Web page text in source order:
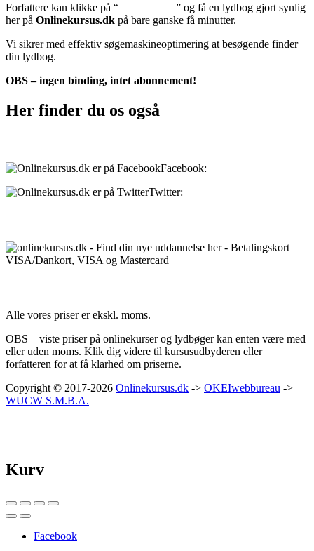
Forfattere kan klikke på “
” og få en lydbog gjort synlig
her på Onlinekursus.dk på bare ganske få minutter.
Vi sikrer med effektiv søgemaskineoptimering at besøgende finder
din lydbog.
OBS – ingen binding, intet abonnement!
Her finder du os også
Facebook:
Twitter:
Alle vores priser er ekskl. moms.
OBS – viste priser på onlinekurser og lydbøger kan enten være med
eller uden moms. Klik dig videre til kursusudbyderen eller
forfatteren for at få klarhed om priserne.
Copyright © 2017-2026 Onlinekursus.dk -> OKEIwebbureau ->
WUCW S.M.B.A.
Kurv
Facebook